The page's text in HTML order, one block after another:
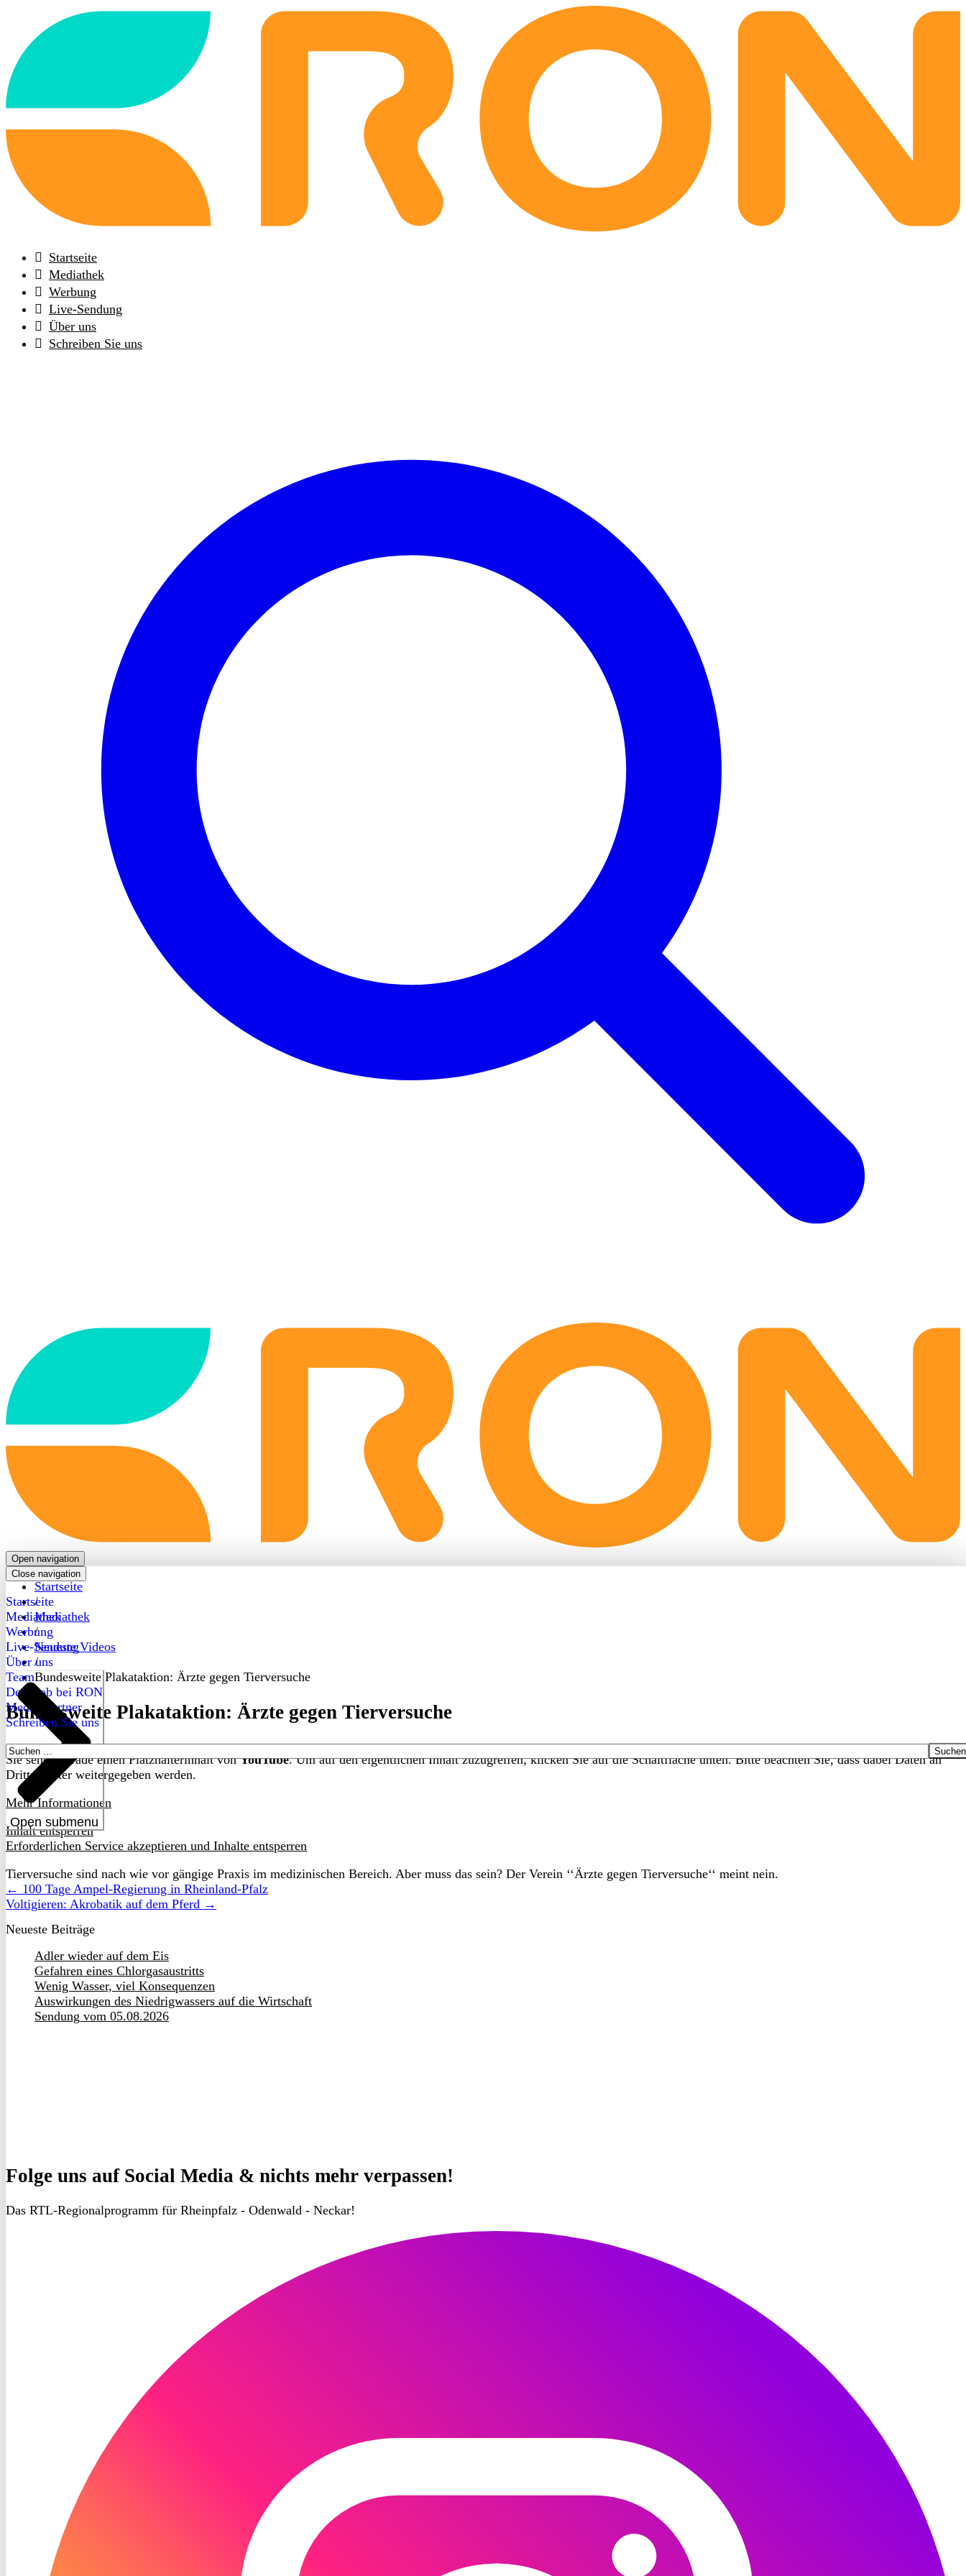
frontpage
Startseite
Mediathek
Werbung
Live-Sendung
Über uns
Schreiben Sie uns
frontpage
Open navigation
Close navigation
Startseite
Mediathek
Werbung
Live-Sendung
Über uns
Open submenu
Team
Dein Job bei RON
Medienpartner
Schreiben Sie uns
Suchen
nach:
Startseite
/
Mediathek
/
Neueste Videos
/
Bundesweite Plakataktion: Ärzte gegen Tierversuche
Bundesweite Plakataktion: Ärzte gegen Tierversuche
Sie sehen gerade einen Platzhalterinhalt vonYouTube. Um auf den eigentlichen Inhalt zuzugreifen, klicken Sie auf die Schaltfläche unten. Bitte beachten Sie, dass dabei Daten an
Drittanbieter weitergegeben werden.
Mehr Informationen
Inhalt entsperren
Erforderlichen Service akzeptieren und Inhalte entsperren
Tierversuche sind nach wie vor gängige Praxis im medizinischen Bereich. Aber muss das sein? Der Verein ‘‘Ärzte gegen Tierversuche‘‘ meint nein.
← 100 Tage Ampel-Regierung in Rheinland-Pfalz
Voltigieren: Akrobatik auf dem Pferd →
Neueste Beiträge
Adler wieder auf dem Eis
Gefahren eines Chlorgasaustritts
Wenig Wasser, viel Konsequenzen
Auswirkungen des Niedrigwassers auf die Wirtschaft
Sendung vom 05.08.2026
Folge uns auf Social Media & nichts mehr verpassen!
Das RTL-Regionalprogramm für Rheinpfalz - Odenwald - Neckar!